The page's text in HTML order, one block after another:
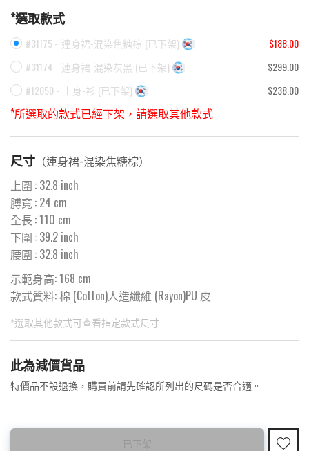
*選取款式
#31175 - 連身裙-混染焦糖棕 (已下架)
$188.00
#31174 - 連身裙-混染灰黑 (已下架)
$299.00
#12050 - 上身-衫 (已下架) $238.00
*所選取的款式已經下架，請選取其他款式
尺寸 （連身裙-混染焦糖棕）
上圍 : 32.8 inch
膊寬 : 24 cm
全長 :110 cm
下圍 : 39.2 inch
腰圍 : 32.8 inch
示範身高: 168 cm
款式質料:棉 (Cotton)人造纖維 (Rayon)PU 皮
*選取其他款式可查看指定款式尺寸
此為預購品
<預購款>因為韓國東大門8月暑假關係， 預購款會於8月18日
後才陸續返貨⚠️
此為減價貨品
特價品不設退換，購買前請先確認所列出的尺碼是否合適。
已下架